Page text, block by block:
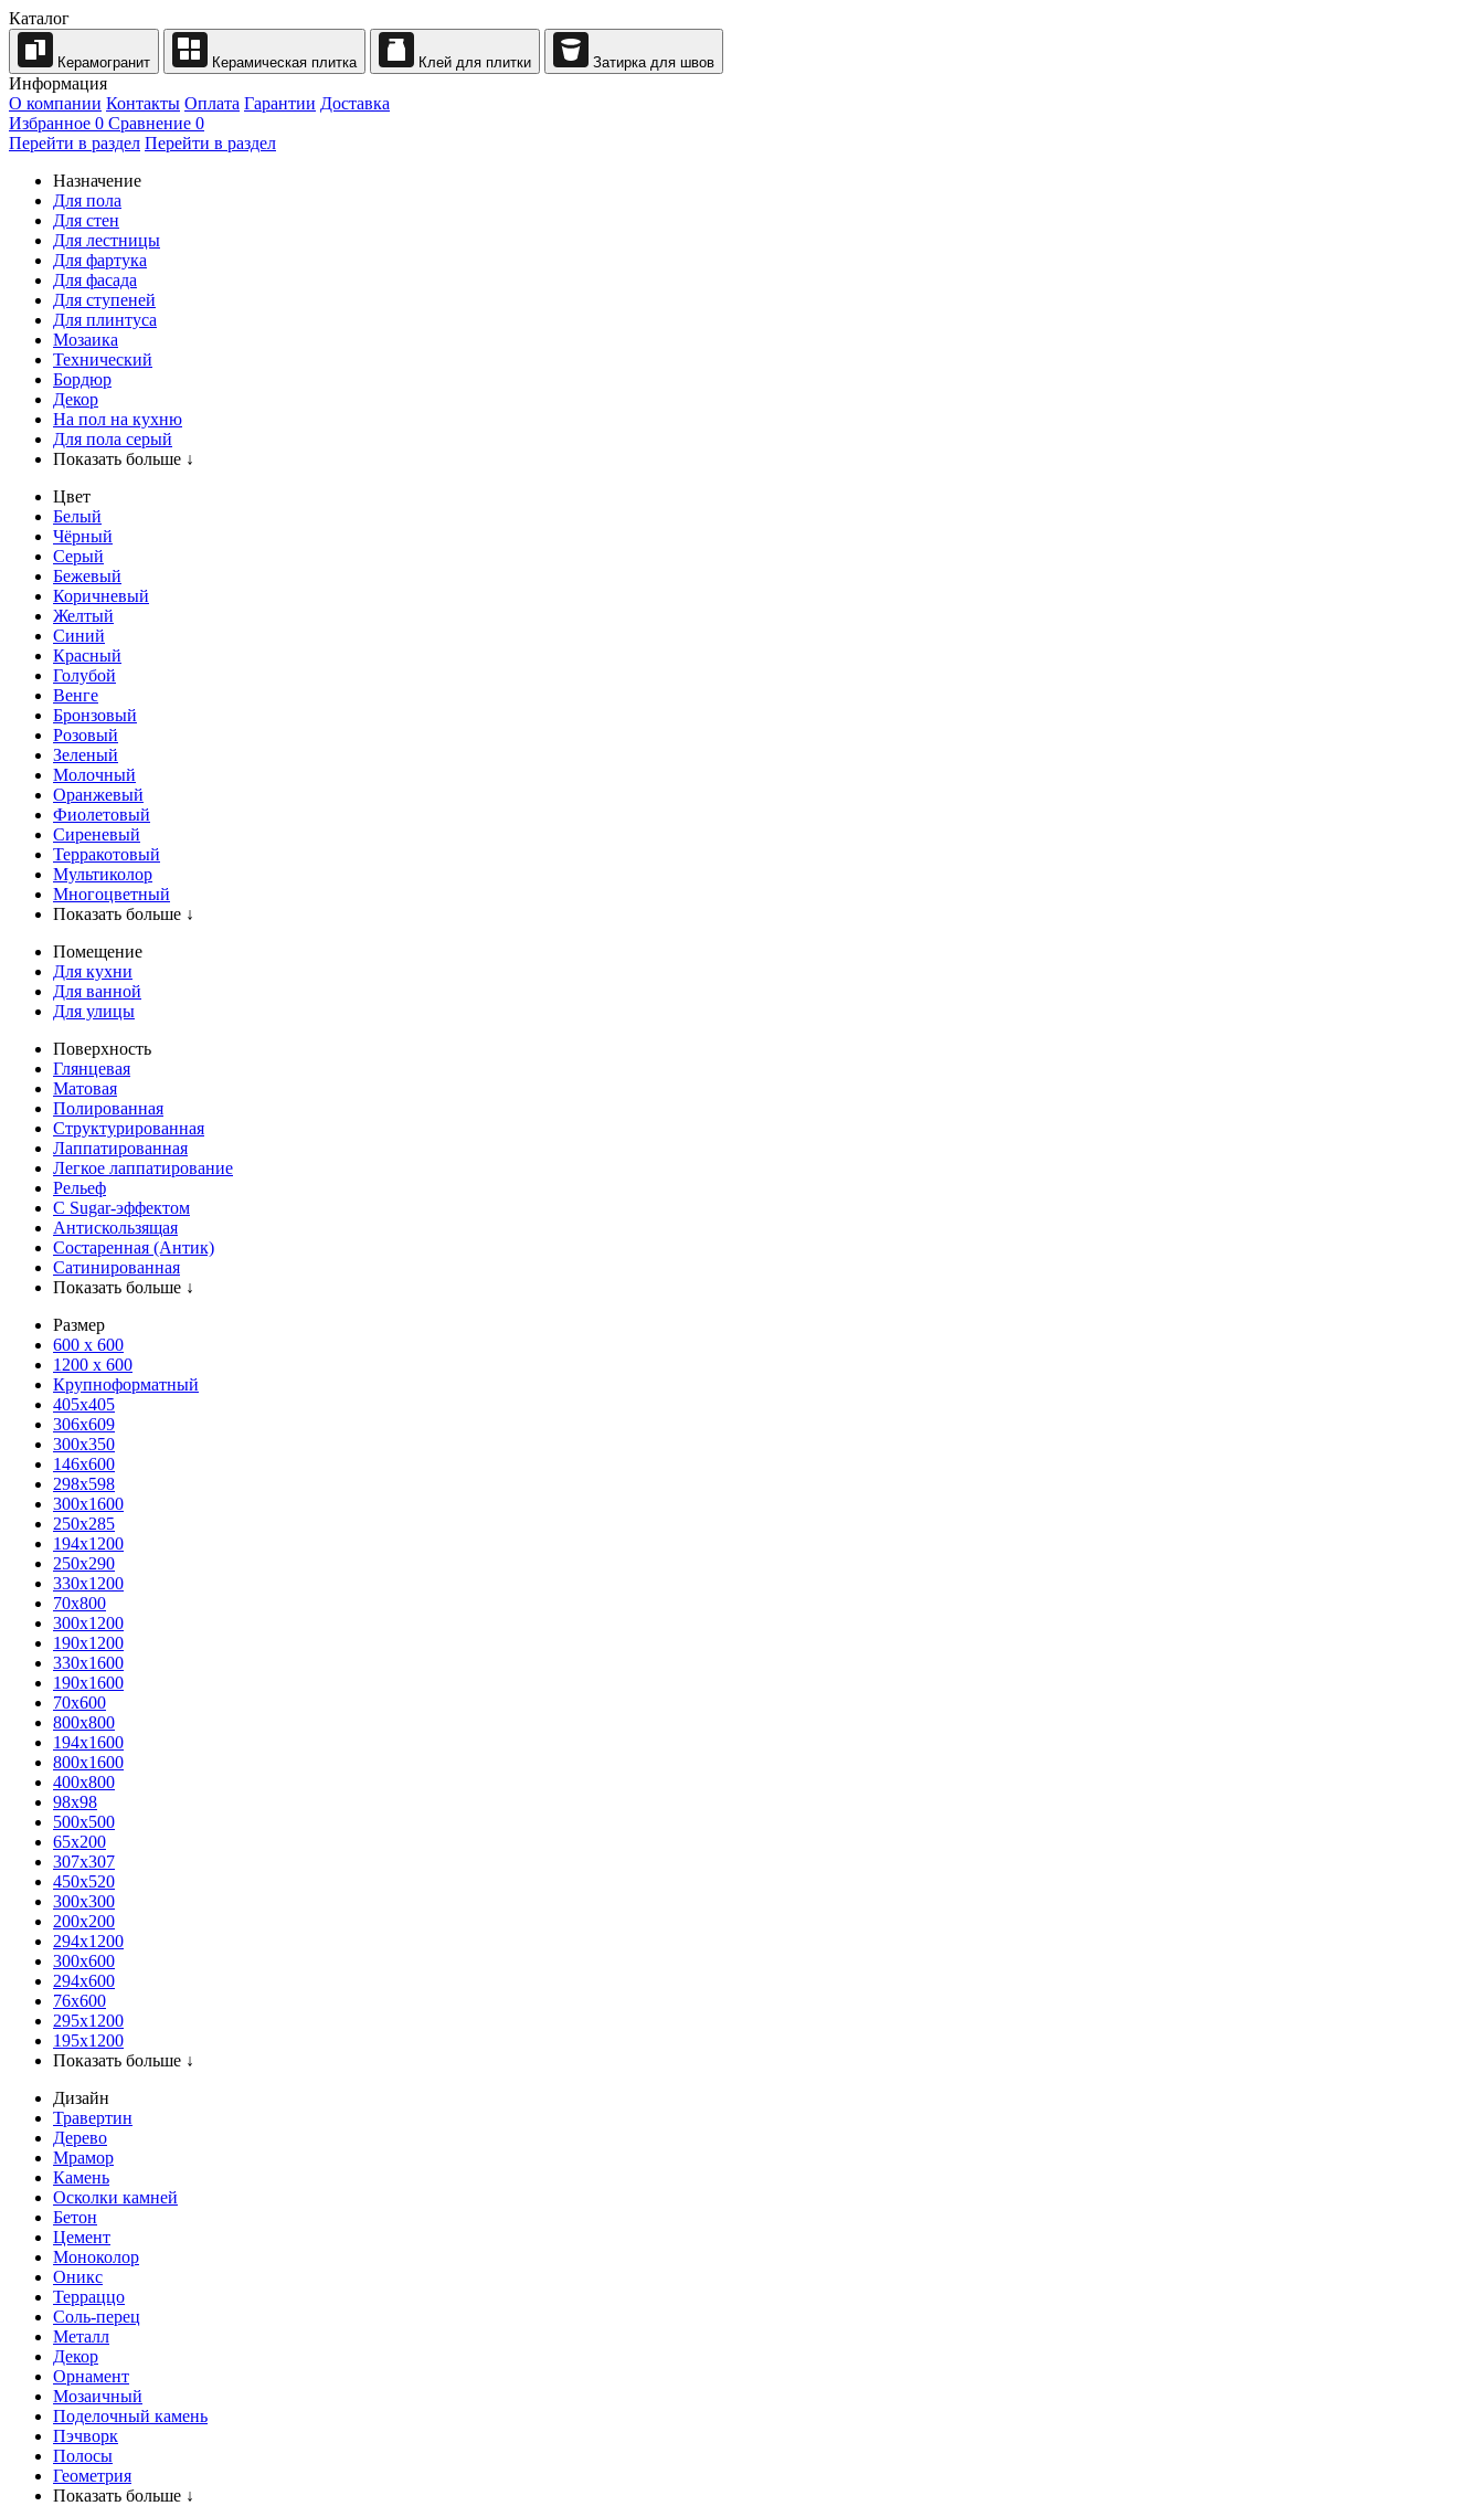
Каталог
Керамогранит Керамическая плитка Клей для плитки Затирка для швов
Информация
О компании Контакты Оплата Гарантии Доставка
Избранное 0 Сравнение 0
Перейти в раздел Перейти в раздел
Назначение
Для пола
Для стен
Для лестницы
Для фартука
Для фасада
Для ступеней
Для плинтуса
Мозаика
Технический
Бордюр
Декор
На пол на кухню
Для пола серый
Показать больше ↓
Цвет
Белый
Чёрный
Серый
Бежевый
Коричневый
Желтый
Синий
Красный
Голубой
Венге
Бронзовый
Розовый
Зеленый
Молочный
Оранжевый
Фиолетовый
Сиреневый
Терракотовый
Мультиколор
Многоцветный
Показать больше ↓
Помещение
Для кухни
Для ванной
Для улицы
Поверхность
Глянцевая
Матовая
Полированная
Структурированная
Лаппатированная
Легкое лаппатирование
Рельеф
С Sugar-эффектом
Антискользящая
Состаренная (Антик)
Сатинированная
Показать больше ↓
Размер
600 х 600
1200 х 600
Крупноформатный
405x405
306x609
300x350
146x600
298x598
300x1600
250x285
194x1200
250x290
330x1200
70x800
300x1200
190x1200
330x1600
190x1600
70x600
800x800
194x1600
800x1600
400х800
98x98
500x500
65x200
307x307
450x520
300x300
200x200
294x1200
300x600
294x600
76х600
295х1200
195х1200
Показать больше ↓
Дизайн
Травертин
Дерево
Мрамор
Камень
Осколки камней
Бетон
Цемент
Моноколор
Оникс
Терраццо
Соль-перец
Металл
Декор
Орнамент
Мозаичный
Поделочный камень
Пэчворк
Полосы
Геометрия
Показать больше ↓